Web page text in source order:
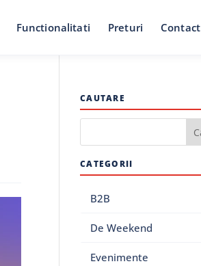
Functionalitati Preturi Contact
CAUTARE
CATEGORII
B2B
De Weekend
Evenimente